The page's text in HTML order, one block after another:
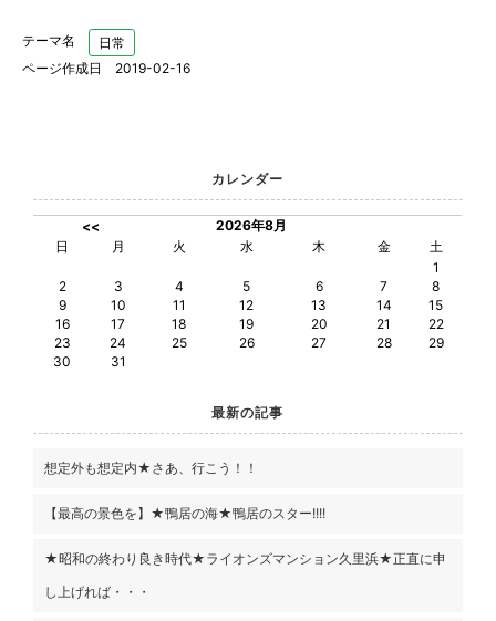
テーマ名
日常
ページ作成日 2019-02-16
カレンダー
<<
2026年8月
日
月 火 水 木 金
土
1
2
3 4 5 6 7
8
9
10 11 12 13 14
15
16
17 18 19 20 21
22
23
24 25 26 27 28
29
30
31
最新の記事
想定外も想定内★さあ、行こう！！
【最高の景色を】★鴨居の海★鴨居のスター!!!!
★昭和の終わり良き時代★ライオンズマンション久里浜★正直に申
し上げれば・・・